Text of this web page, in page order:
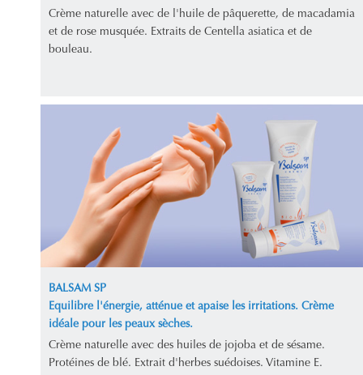
Crème naturelle avec de l'huile de pâquerette, de macadamia
et de rose musquée. Extraits de Centella asiatica et de
bouleau.
BALSAM SP
Equilibre l'énergie, atténue et apaise les irritations. Crème
idéale pour les peaux sèches.
Crème naturelle avec des huiles de jojoba et de sésame.
Protéines de blé. Extrait d'herbes suédoises. Vitamine E.